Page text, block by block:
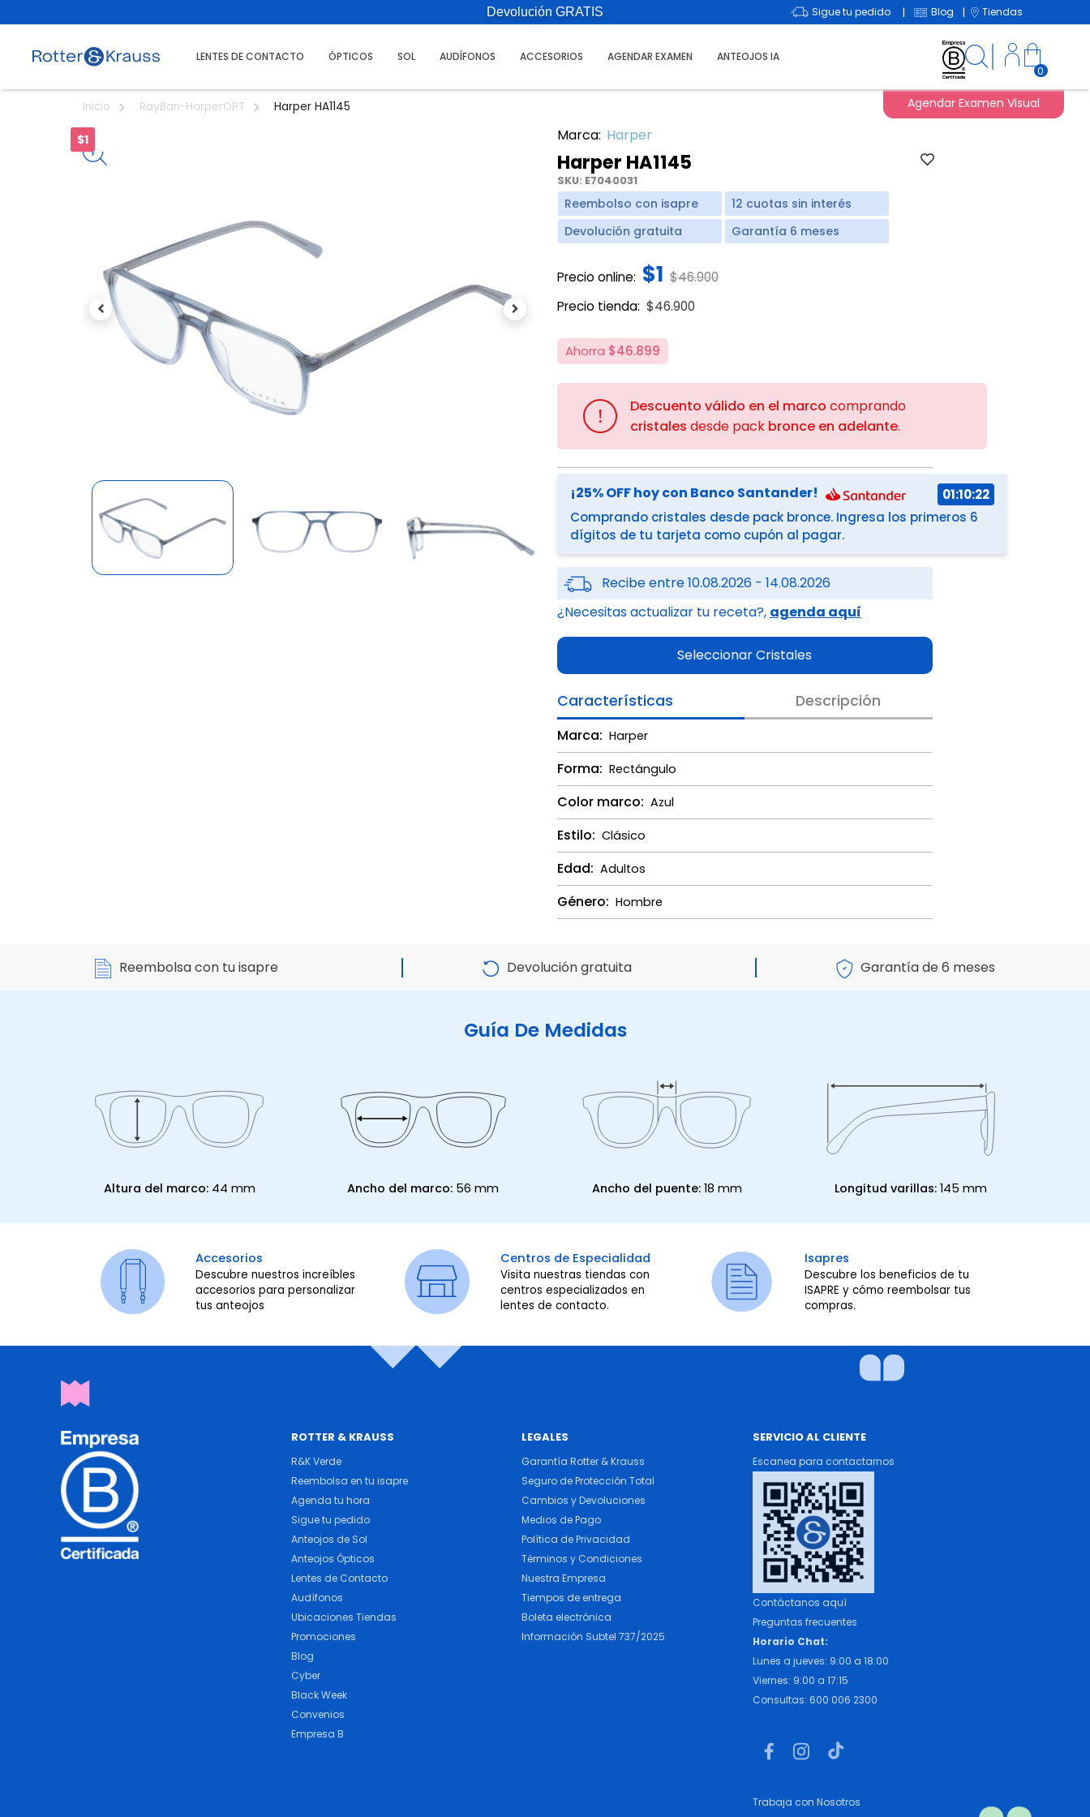
Devolución GRATIS Sigue tu pedido | Blog | Tiendas
LENTES DE CONTACTO ÓPTICOS SOL AUDÍFONOS ACCESORIOS AGENDAR EXAMEN ANTEOJOS IA
0
Agendar Examen Visual
Inicio RayBan-HarperOPT Harper HA1145
$1
Previous Next
Marca: Harper
Harper HA1145
SKU: E7040031
Reembolso con isapre
12 cuotas sin interés
Devolución gratuita
Garantía 6 meses
Precio online: $1 Price reduced from
$46.900to
Precio tienda:
Price reduced from
$46.900
Ahorra $46.899
! Descuento válido en el marco comprando
cristales desde pack bronce en adelante.
01:10:22
¡25% OFF hoy con Banco Santander!
Comprando cristales desde pack bronce. Ingresa los primeros 6
dígitos de tu tarjeta como cupón al pagar.
Recibe entre 10.08.2026 - 14.08.2026
¿Necesitas actualizar tu receta?, agenda aquí
Seleccionar Cristales
Características Descripción
Marca: Harper
Forma: Rectángulo
Color marco: Azul
Estilo: Clásico
Edad: Adultos
Género: Hombre
Reembolsa con tu isapre Devolución gratuita Garantía de 6 meses
Guía De Medidas
Altura del marco: 44 mm Ancho del marco: 56 mm Ancho del puente: 18 mm Longitud varillas: 145 mm
Accesorios
Descubre nuestros increíbles
accesorios para personalizar
tus anteojos
Centros de Especialidad
Visita nuestras tiendas con
centros especializados en
lentes de contacto.
Isapres
Descubre los beneficios de tu
ISAPRE y cómo reembolsar tus
compras.
ROTTER & KRAUSS
R&K Verde
Reembolsa en tu isapre
Agenda tu hora
Sigue tu pedido
Anteojos de Sol
Anteojos Ópticos
Lentes de Contacto
Audífonos
Ubicaciones Tiendas
Promociones
Blog
Cyber
Black Week
Convenios
Empresa B
LEGALES
Garantía Rotter & Krauss
Seguro de Protección Total
Cambios y Devoluciones
Medios de Pago
Política de Privacidad
Términos y Condiciones
Nuestra Empresa
Tiempos de entrega
Boleta electrónica
Información Subtel 737/2025
SERVICIO AL CLIENTE
Escanea para contactarnos
Contáctanos aquí
Preguntas frecuentes
Horario Chat:
Lunes a jueves: 9:00 a 18:00
Viernes: 9:00 a 17:15
Consultas: 600 006 2300
Trabaja con Nosotros